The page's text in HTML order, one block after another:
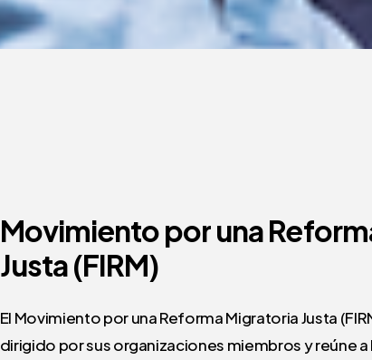
Movimientoporuna
Justa(FIRM)
El Movimiento por una Reforma Migratoria Justa
dirigido por sus organizaciones miembros y reúne